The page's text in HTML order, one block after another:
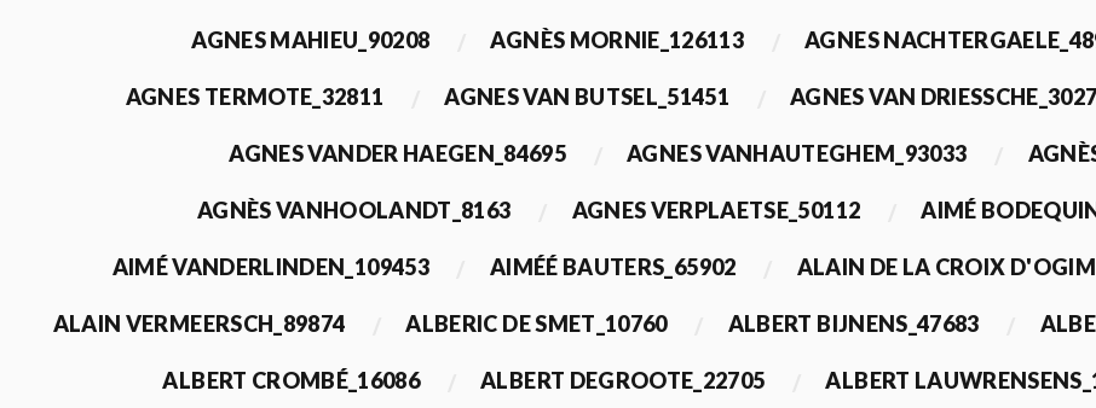
AGNES MAHIEU_90208 AGNÈS MORNIE_126113 AGNES
AGNES TERMOTE_32811 AGNES VAN BUTSEL_51451 AGNES VAN
AGNES VANDER HAEGEN_84695 AGNES VANHAUTEGHEM_93033
AGNÈS VANHOOLANDT_8163 AGNES VERPLAETSE_50112 AIMÉ
AIMÉ VANDERLINDEN_109453 AIMÉÉ BAUTERS_65902 ALAIN DE LA CROIX
ALAIN VERMEERSCH_89874 ALBERIC DE SMET_10760 ALBERT BIJNENS_47683
ALBERT CROMBÉ_16086 ALBERT DEGROOTE_22705 ALBERT